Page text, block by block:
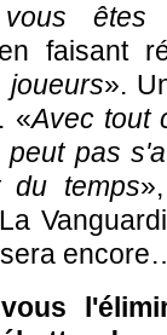
faisant
joueurs».
«Avec tout
pas
temps